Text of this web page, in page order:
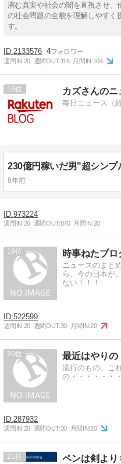
潜む真実や社会の闇を直視させ、
の社会問題の全貌を理解しやすく
す。
2133576 4
週間IN:20 週間OUT:116 月間IN:104
18 カズさんの
毎日ニュース（
8年前
973224
週間IN:20 週間OUT:870 月間IN:20
19 時事ねたブロ
ニュースのまと
ら、今の日本が
ない！！！
522599
週間IN:20 週間OUT:30 月間IN:20
20 最近はやりの
流行のもの、こ
の・・・・・・
287932
週間IN:20 週間OUT:30 月間IN:20
21 ペンは剣より